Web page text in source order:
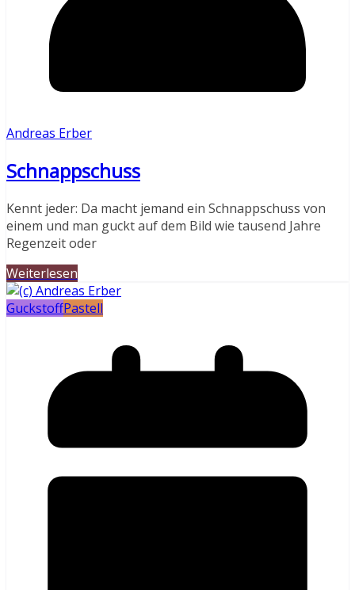
Andreas Erber
Schnappschuss
Kennt jeder: Da macht jemand ein Schnappschuss von
einem und man guckt auf dem Bild wie tausend Jahre
Regenzeit oder
Weiterlesen
GuckstoffPastell